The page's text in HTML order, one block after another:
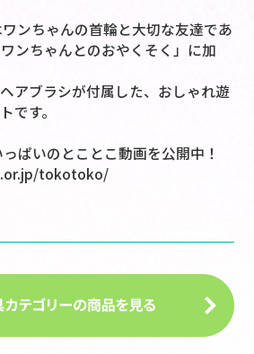
ンちゃんの首輪と大切な友達であ
ンちゃんとのおやくそく」に加
アブラシが付属した、おしゃれ遊
です。
ぱいのとことこ動画を公開中！
tokotoko/